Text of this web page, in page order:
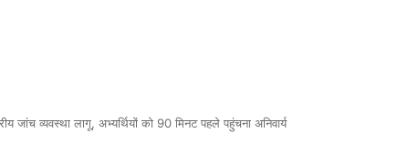
जांच व्यवस्था लागू, अभ्यर्थियों को 90 मिनट पहले पहुंचना अनिवार्य